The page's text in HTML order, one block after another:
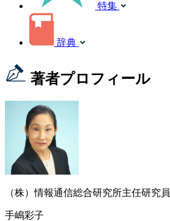
特集
辞典
著者プロフィール
（株）情報通信総合研究所主任研究員
手嶋彩子